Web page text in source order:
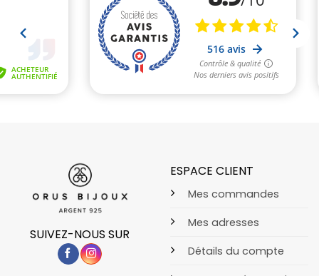
SUIVEZ-NOUS SUR
ESPACE CLIENT
Mes commandes
Mes adresses
Détails du compte